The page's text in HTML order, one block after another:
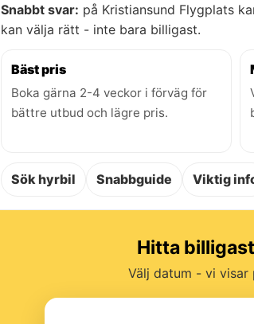
Snabbt svar: på Kristiansund Flygplats
kan välja rätt - inte bara billigast.
Bäst pris
Boka gärna 2-4 veckor i förväg för
bättre utbud och lägre pris.
Sök hyrbil Snabbguide Viktig
Hitta
Välj datum - vi